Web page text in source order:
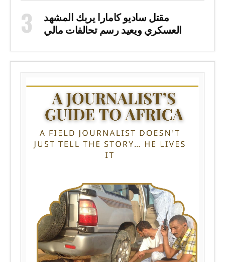
مقتل ساديو كامارا يربك المشهد
العسكري ويعيد رسم تحالفات مالي